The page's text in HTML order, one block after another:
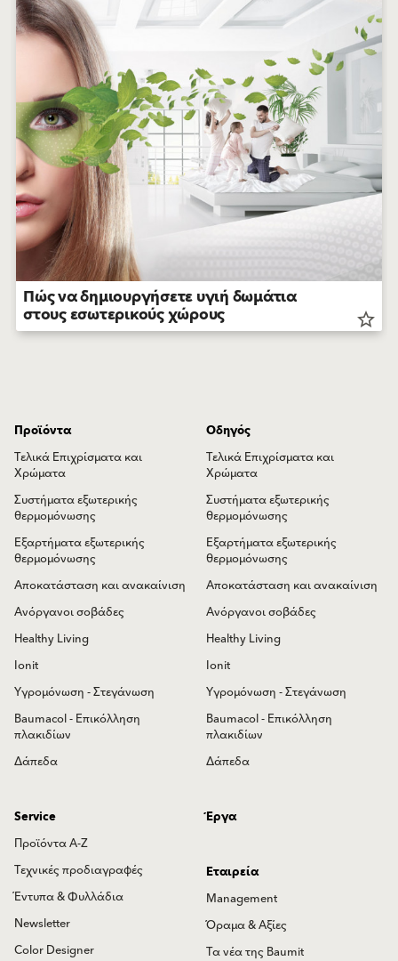
Πώς να δημιουργήσετε υγιή δωμάτια
στους εσωτερικούς χώρους star_border
Προϊόντα
Τελικά Επιχρίσματα και
Χρώματα
Συστήματα εξωτερικής
θερμομόνωσης
Εξαρτήματα εξωτερικής
θερμομόνωσης
Αποκατάσταση και ανακαίνιση
Ανόργανοι σοβάδες
Healthy Living
Ionit
Υγρομόνωση - Στεγάνωση
Baumacol - Επικόλληση
πλακιδίων
Δάπεδα
Οδηγός
Τελικά Επιχρίσματα και
Χρώματα
Συστήματα εξωτερικής
θερμομόνωσης
Εξαρτήματα εξωτερικής
θερμομόνωσης
Αποκατάσταση και ανακαίνιση
Ανόργανοι σοβάδες
Healthy Living
Ionit
Υγρομόνωση - Στεγάνωση
Baumacol - Επικόλληση
πλακιδίων
Δάπεδα
Service
Προϊόντα Α-Ζ
Τεχνικές προδιαγραφές
Έντυπα & Φυλλάδια
Newsletter
Color Designer
Έργα
Εταιρεία
Management
Όραμα & Αξίες
Τα νέα της Baumit